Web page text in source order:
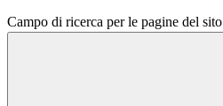
Campo di ricerca per le pagine del sito